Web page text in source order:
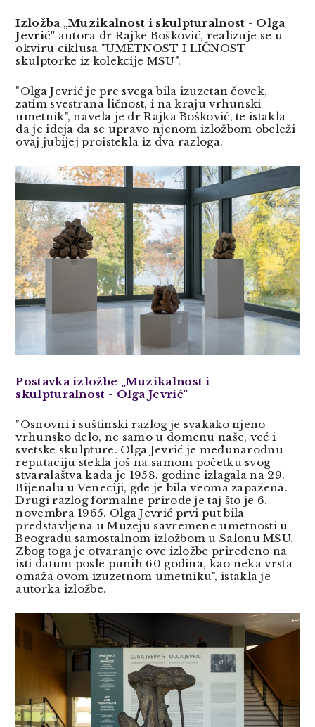
Izložba „Muzikalnost i skulpturalnost - Olga
Jevrić" autora dr Rajke Bošković, realizuje se u
okviru ciklusa "UMETNOST I LIČNOST –
skulptorke iz kolekcije MSU".
"Olga Jevrić je pre svega bila izuzetan čovek,
zatim svestrana ličnost, i na kraju vrhunski
umetnik", navela je dr Rajka Bošković, te istakla
da je ideja da se upravo njenom izložbom obeleži
ovaj jubijej proistekla iz dva razloga.
Postavka izložbe „Muzikalnost i
skulpturalnost - Olga Jevrić"
"Osnovni i suštinski razlog je svakako njeno
vrhunsko delo, ne samo u domenu naše, već i
svetske skulpture. Olga Jevrić je međunarodnu
reputaciju stekla još na samom početku svog
stvaralaštva kada je 1958. godine izlagala na 29.
Bijenalu u Veneciji, gde je bila veoma zapažena.
Drugi razlog formalne prirode je taj što je 6.
novembra 1965. Olga Jevrić prvi put bila
predstavljena u Muzeju savremene umetnosti u
Beogradu samostalnom izložbom u Salonu MSU.
Zbog toga je otvaranje ove izložbe priređeno na
isti datum posle punih 60 godina, kao neka vrsta
omaža ovom izuzetnom umetniku", istakla je
autorka izložbe.